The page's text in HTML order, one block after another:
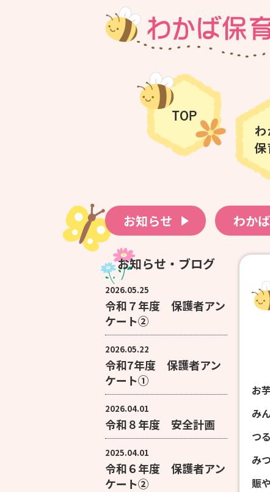
お知らせ わか
お知らせ・ブログ
2026.05.25
令和７年度 保護者アン
ケート②
2026.05.22
令和7年度 保護者アン
ケート①
2026.04.01
令和８年度 安全計画
2025.04.01
令和６年度 保護者アン
ケート②
お
み
つ
み
賑